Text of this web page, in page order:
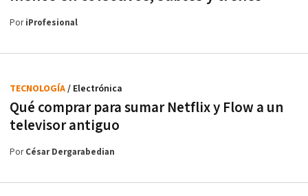
PoriProfesional
Qué comprar para sumar Netflix y Flow a un
televisor antiguo
TECNOLOGÍA/ Electrónica
PorCésar Dergarabedian